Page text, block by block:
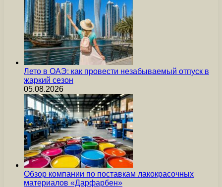
Лето в ОАЭ: как провести незабываемый отпуск в
жаркий сезон
05.08.2026
Обзор компании по поставкам лакокрасочных
материалов «Дарфарбен»